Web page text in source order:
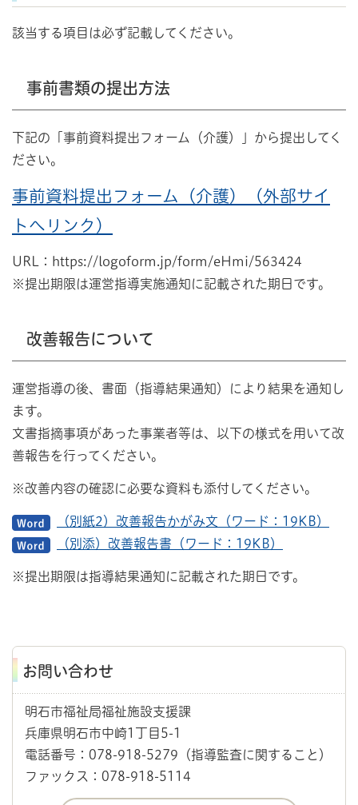
該当する項目は必ず記載してください。
事前書類の提出方法
下記の「事前資料提出フォーム（介護）」から提出してく
ださい。
事前資料提出フォーム（介護）（外部サイ
トへリンク）
URL：https://logoform.jp/form/eHmi/563424
※提出期限は運営指導実施通知に記載された期日です。
改善報告について
運営指導の後、書面（指導結果通知）により結果を通知し
ます。
文書指摘事項があった事業者等は、以下の様式を用いて改
善報告を行ってください。
※改善内容の確認に必要な資料も添付してください。
（別紙2）改善報告かがみ文（ワード：19KB）
（別添）改善報告書（ワード：19KB）
※提出期限は指導結果通知に記載された期日です。
お問い合わせ
明石市福祉局福祉施設支援課
兵庫県明石市中崎1丁目5-1
電話番号：078-918-5279（指導監査に関すること）
ファックス：078-918-5114